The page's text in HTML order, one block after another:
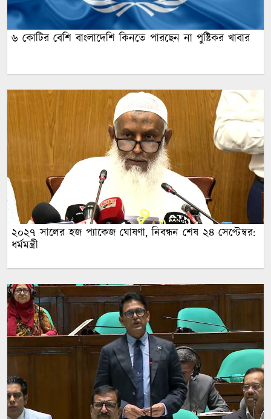
৬ কোটির বেশি বাংলাদেশি কিনতে পারছেন না পুষ্টিকর খাবার
২০২৭ সালের হজ প্যাকেজ ঘোষণা, নিবন্ধন শেষ ২৪ সেপ্টেম্বর:
ধর্মমন্ত্রী